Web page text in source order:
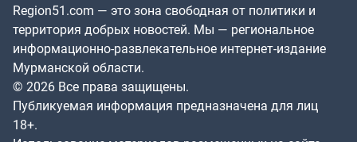
Region51.com — это зона свободная от политики и
территория добрых новостей. Мы — региональное
информационно-развлекательное интернет-издание
Мурманской области.
© 2026 Все права защищены.
Публикуемая информация предназначена для лиц
18+.